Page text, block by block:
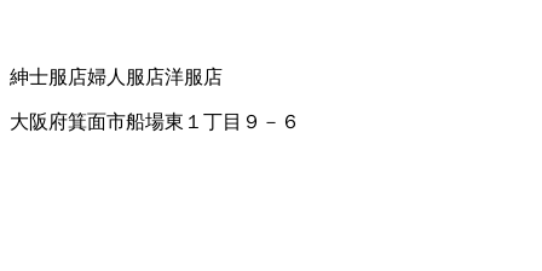
紳士服店婦人服店洋服店
大阪府箕面市船場東１丁目９－６